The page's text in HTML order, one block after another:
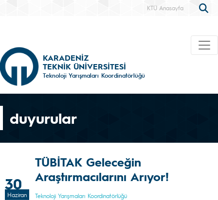
KTÜ Anasayfa
KARADENİZ
TEKNİK ÜNİVERSİTESİ
Teknoloji Yarışmaları Koordinatörlüğü
duyurular
30
Haziran
TÜBİTAK Geleceğin
Araştırmacılarını Arıyor!
Teknoloji Yarışmaları Koordinatörlüğü